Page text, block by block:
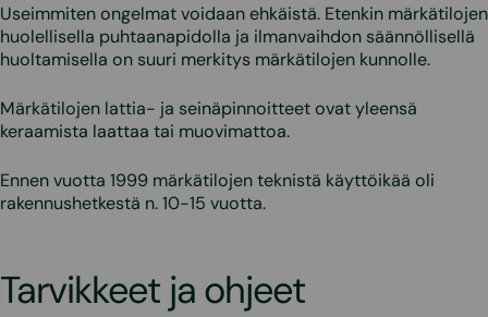
Useimmiten ongelmat voidaan ehkäistä. Etenkin märkätilojen
huolellisella puhtaanapidolla ja ilmanvaihdon säännöllisellä
huoltamisella on suuri merkitys märkätilojen kunnolle.
Märkätilojen lattia- ja seinäpinnoitteet ovat yleensä
keraamista laattaa tai muovimattoa.
Ennen vuotta 1999 märkätilojen teknistä käyttöikää oli
rakennushetkestä n. 10-15 vuotta.
Tarvikkeet ja ohjeet